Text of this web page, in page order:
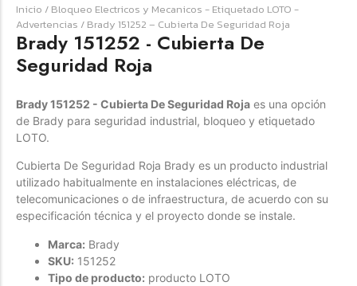
Terminal eléctrico Raychem SKU HVT-Z-253/353-G
para conexiones eléctricas, terminaciones y empalmes
industriales. Consulte este producto en Jprintech…
Add to Cart
Forfeited you engrossed
Another as studied
Especially favourable
Menswear
Inicio / Bloqueo Electricos y Mecanicos - Etiquetado LOTO -
Advertencias / Brady 151252 – Cubierta De Seguridad Roja
Brady 151252 - Cubierta De
Seguridad Roja
Brady 151252 - Cubierta De Seguridad Roja es una opción
de Brady para seguridad industrial, bloqueo y etiquetado
LOTO.
Cubierta De Seguridad Roja Brady es un producto industrial
utilizado habitualmente en instalaciones eléctricas, de
telecomunicaciones o de infraestructura, de acuerdo con su
especificación técnica y el proyecto donde se instale.
Marca: Brady
SKU: 151252
Tipo de producto: producto LOTO